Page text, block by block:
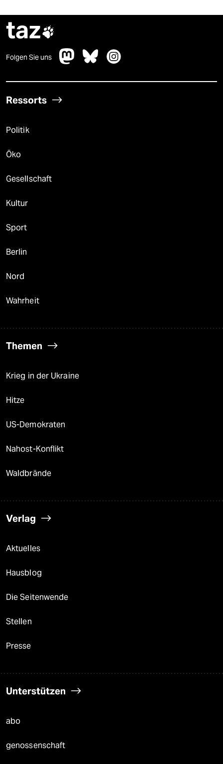
taz
Folgen Sie uns
Ressorts
Politik
Öko
Gesellschaft
Kultur
Sport
Berlin
Nord
Wahrheit
Themen
Krieg in der Ukraine
Hitze
US-Demokraten
Nahost-Konflikt
Waldbrände
Verlag
Aktuelles
Hausblog
Die Seitenwende
Stellen
Presse
Unterstützen
abo
genossenschaft